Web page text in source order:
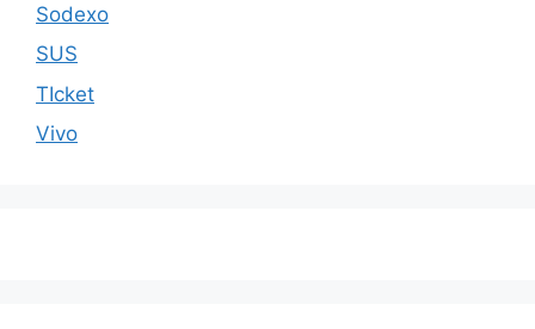
Sodexo
SUS
TIcket
Vivo